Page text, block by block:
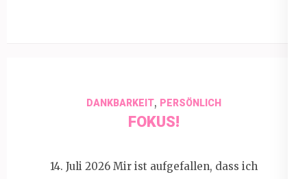
DANKBARKEIT, PERSÖNLICH
FOKUS!
14. Juli 2026 Mir ist aufgefallen, dass ich